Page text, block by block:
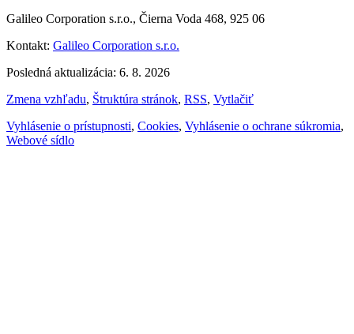
Galileo Corporation s.r.o., Čierna Voda 468, 925 06
Kontakt: Galileo Corporation s.r.o.
Posledná aktualizácia: 6. 8. 2026
Zmena vzhľadu, Štruktúra stránok, RSS, Vytlačiť
Vyhlásenie o prístupnosti, Cookies, Vyhlásenie o ochrane súkromia,
Webové sídlo